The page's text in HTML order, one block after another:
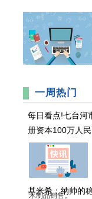
一周热门
每日看点!七台河
册资本100万人
木制品销售。
基米希：纳帅的